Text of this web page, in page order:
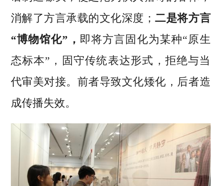
消解了方言承载的文化深度； 二是将方言
“博物馆化”， 即将方言固化为某种“原生
态标本”，固守传统表达形式，拒绝与当
代审美对接。前者导致文化矮化，后者造
成传播失效。